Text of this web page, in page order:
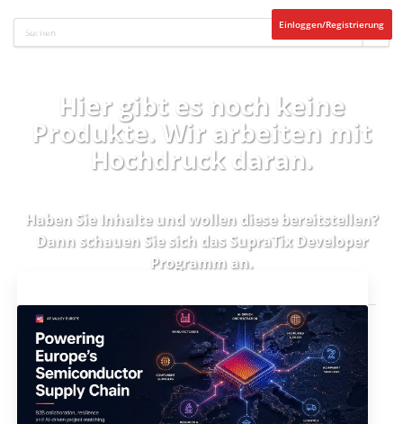
Einloggen/Registrierung
Hier gibt es noch keine
Produkte. Wir arbeiten mit
Hochdruck daran.
Haben Sie Inhalte und wollen diese bereitstellen?
Dann schauen Sie sich das SupraTix Developer
Programman.